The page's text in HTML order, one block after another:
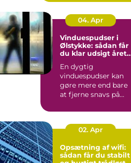
04. Apr
Vinduespudser i
Ølstykke: sådan får
du klar udsigt året
En dygtig
vinduespudser kan
gøre mere end bare
at fjerne snavs på
g...
02. Apr
Opsætning af wifi:
sådan får du stabilt